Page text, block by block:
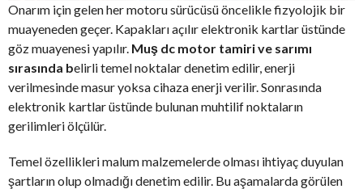
Onarım için gelen her motoru sürücüsü öncelikle fizyolojik bir
muayeneden geçer. Kapakları açılır elektronik kartlar üstünde
göz muayenesi yapılır. Muş dc motor tamiri ve sarımı
sırasında belirli temel noktalar denetim edilir, enerji
verilmesinde masur yoksa cihaza enerji verilir. Sonrasında
elektronik kartlar üstünde bulunan muhtilif noktaların
gerilimleri ölçülür.
Temel özellikleri malum malzemelerde olması ihtiyaç duyulan
şartların olup olmadığı denetim edilir. Bu aşamalarda görülen